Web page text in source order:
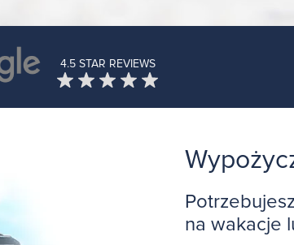
4.5 STAR REVIEWS
na wakacje